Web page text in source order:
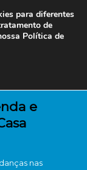
e
nas
para diferentes
de
Política de